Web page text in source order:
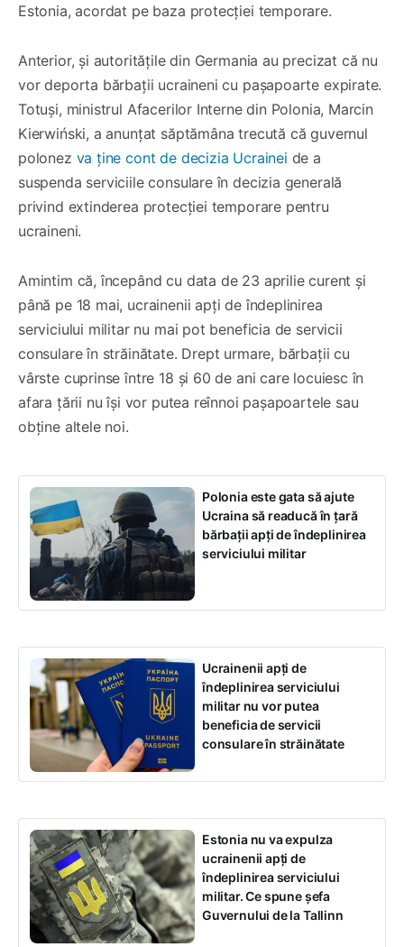
Estonia, acordat pe baza protecției temporare.
Anterior, și autoritățile din Germania au precizat că nu
vor deporta bărbații ucraineni cu pașapoarte expirate.
Totuși, ministrul Afacerilor Interne din Polonia, Marcin
Kierwiński, a anunțat săptămâna trecută că guvernul
polonez va ține cont de decizia Ucrainei de a
suspenda serviciile consulare în decizia generală
privind extinderea protecției temporare pentru
ucraineni.
Amintim că, începând cu data de 23 aprilie curent și
până pe 18 mai, ucrainenii apți de îndeplinirea
serviciului militar nu mai pot beneficia de servicii
consulare în străinătate. Drept urmare, bărbații cu
vârste cuprinse între 18 și 60 de ani care locuiesc în
afara țării nu își vor putea reînnoi pașapoartele sau
obține altele noi.
Polonia este gata să ajute
Ucraina să readucă în țară
bărbații apți de îndeplinirea
serviciului militar
Ucrainenii apți de
îndeplinirea serviciului
militar nu vor putea
beneficia de servicii
consulare în străinătate
Estonia nu va expulza
ucrainenii apți de
îndeplinirea serviciului
militar. Ce spune șefa
Guvernului de la Tallinn